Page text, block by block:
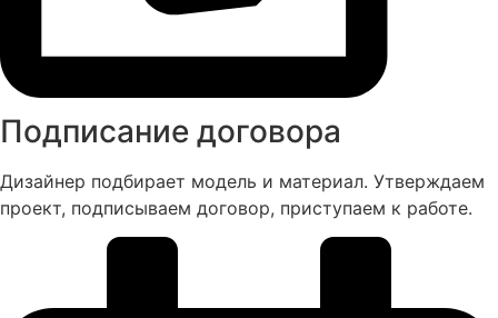
Подписание договора
Дизайнер подбирает модель и материал. Утверждаем
проект, подписываем договор, приступаем к работе.